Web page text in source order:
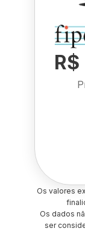
Os valores
Os dados
ser